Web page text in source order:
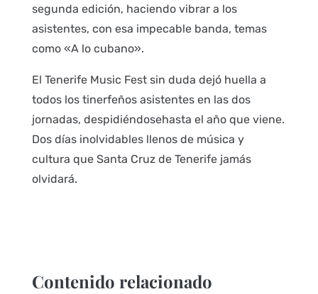
segunda edición, haciendo vibrar a los
asistentes, con esa impecable banda, temas
como «A lo cubano».
El Tenerife Music Fest sin duda dejó huella a
todos los tinerfeños asistentes en las dos
jornadas, despidiéndosehasta el año que viene.
Dos días inolvidables llenos de música y
cultura que Santa Cruz de Tenerife jamás
olvidará.
Contenido relacionado